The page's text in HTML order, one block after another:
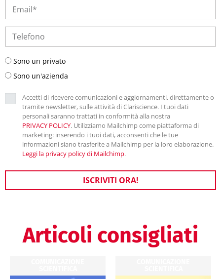
Sono un privato
Sono un'azienda
Accetti di ricevere comunicazioni e aggiornamenti, direttamente o
tramite newsletter, sulle attività di Clariscience. I tuoi dati
personali saranno trattati in conformità alla nostra
PRIVACY POLICY. Utilizziamo Mailchimp come piattaforma di
marketing: inserendo i tuoi dati, acconsenti che le tue
informazioni siano trasferite a Mailchimp per la loro elaborazione.
Leggi la privacy policy di Mailchimp.
ISCRIVITI ORA!
Articoli consigliati